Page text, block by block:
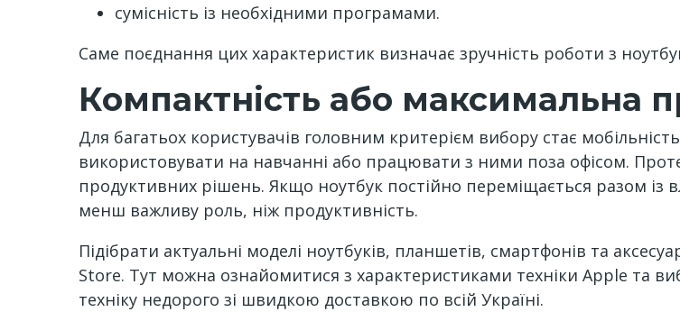
сумісність із необхідними програмами.
Саме поєднання цих характеристик визначає зручність роботи з
Компактність або максимальна
Для багатьох користувачів головним критерієм вибору стає
використовувати на навчанні або працювати з ними поза офісом.
продуктивних рішень. Якщо ноутбук постійно переміщається разом із
менш важливу роль, ніж продуктивність.
Підібрати актуальні моделі ноутбуків, планшетів, смартфонів та
Store. Тут можна ознайомитися з характеристиками техніки Apple та
техніку недорого зі швидкою доставкою по всій Україні.